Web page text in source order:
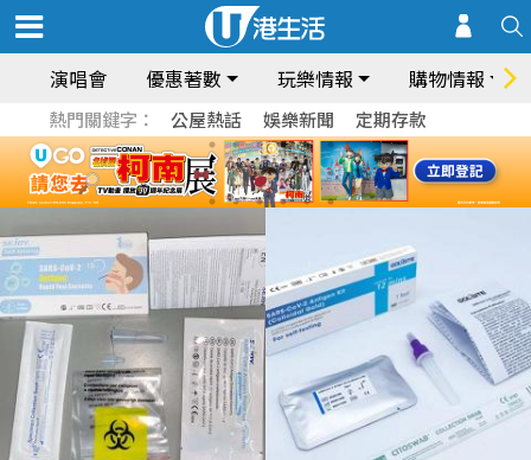
演唱會 優惠著數 玩樂情報 購物情報
熱門關鍵字： 公屋熱話 娛樂新聞 定期存款